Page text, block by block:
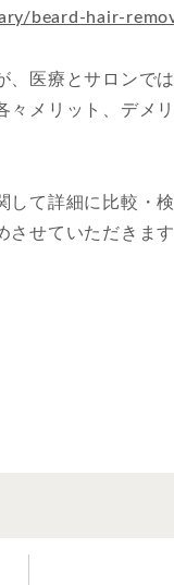
beard-hair-
、医療とサロンで
々メリット、デメ
して詳細に比較・
せていただきます